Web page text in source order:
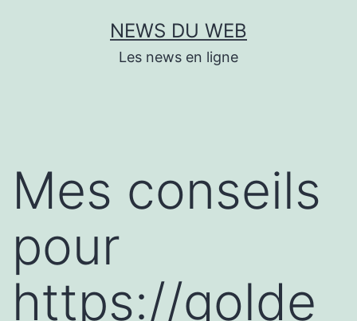
NEWS DU WEB
Les news en ligne
Mes conseils
pour
https://golde